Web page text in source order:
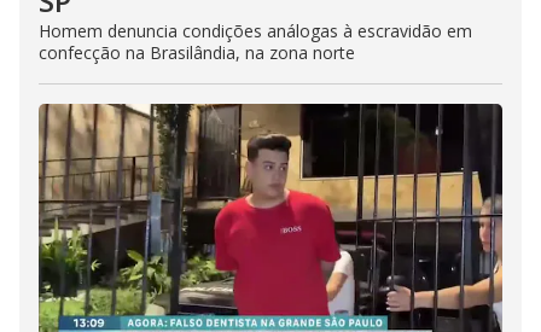
Homem denuncia condições análogas à escravidão em
confecção na Brasilândia, na zona norte